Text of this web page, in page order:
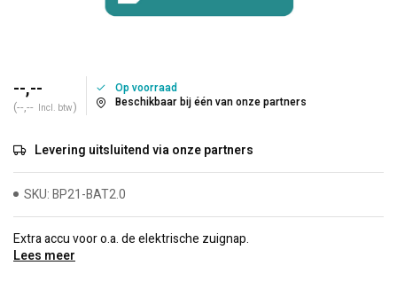
--,--
(--,-- Incl. btw)
Op voorraad
Beschikbaar bij één van onze partners
Levering uitsluitend via onze partners
SKU: BP21-BAT2.0
Extra accu voor o.a. de elektrische zuignap.
Lees meer